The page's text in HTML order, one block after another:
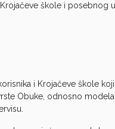
škole i posebnog
i Krojačeve škole
Obuke, odnosno